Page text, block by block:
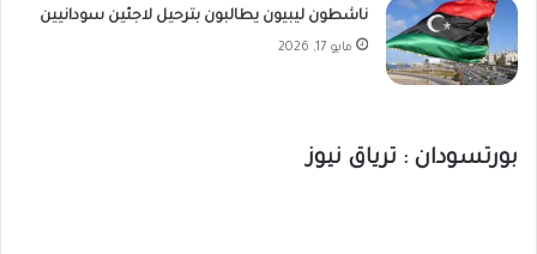
ناشطون ليبيون يطالبون بترحيل لاجئين سودانيين
مايو 17, 2026
بورتسودان : ترياق نيوز